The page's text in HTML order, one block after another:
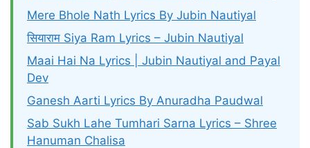
Mere Bhole Nath Lyrics By Jubin Nautiyal
सियाराम Siya Ram Lyrics – Jubin Nautiyal
Maai Hai Na Lyrics | Jubin Nautiyal and Payal
Dev
Ganesh Aarti Lyrics By Anuradha Paudwal
Sab Sukh Lahe Tumhari Sarna Lyrics – Shree
Hanuman Chalisa